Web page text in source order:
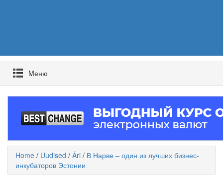
Mеню
Home / Uudised / Äri / В Нарве – один из лучших бизнес-
инкубаторов Эстонии